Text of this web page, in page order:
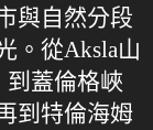
與自然分段
。從Aksla山
到蓋倫格峽
到特倫海姆